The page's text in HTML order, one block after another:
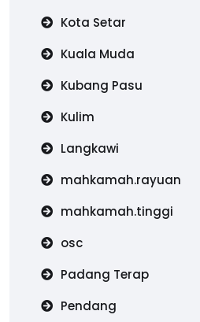
Kota Setar
Kuala Muda
Kubang Pasu
Kulim
Langkawi
mahkamah.rayuan
mahkamah.tinggi
osc
Padang Terap
Pendang